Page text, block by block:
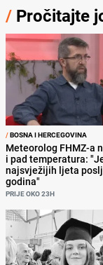
/ Pročitajte
/BOSNA I HERCEGOVINA
Meteorolog FHMZ-a
i pad temperatura:
najsvježijih ljeta
godina"
PRIJE OKO 23H